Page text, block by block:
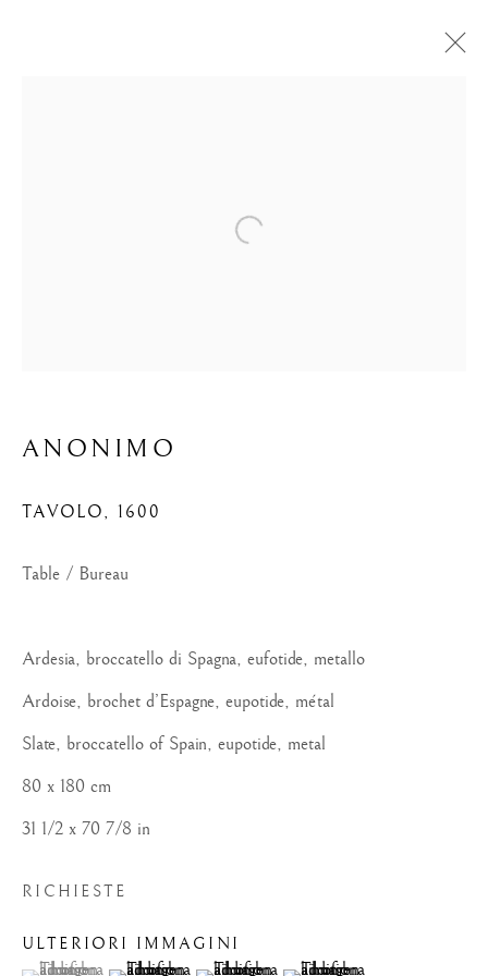
Open a larger version of the
ANONIMO
TAVOLO, 1600
Table / Bureau
Ardesia, broccatello di Spagna, eufotide, metallo
Ardoise, brochet d’Espagne, eupotide, métal
Slate, broccatello of Spain, eupotide, metal
80 x 180 cm
31 1/2 x 70 7/8 in
RICHIESTE
ULTERIORI IMMAGINI
(View a larger image of thumbnail 1 )
, currently selected.
, currently selected.
, currently selected.(View a larger image of thumbnail 2 )
(View a larger image of thumbnail 3 )
(View a larger image of